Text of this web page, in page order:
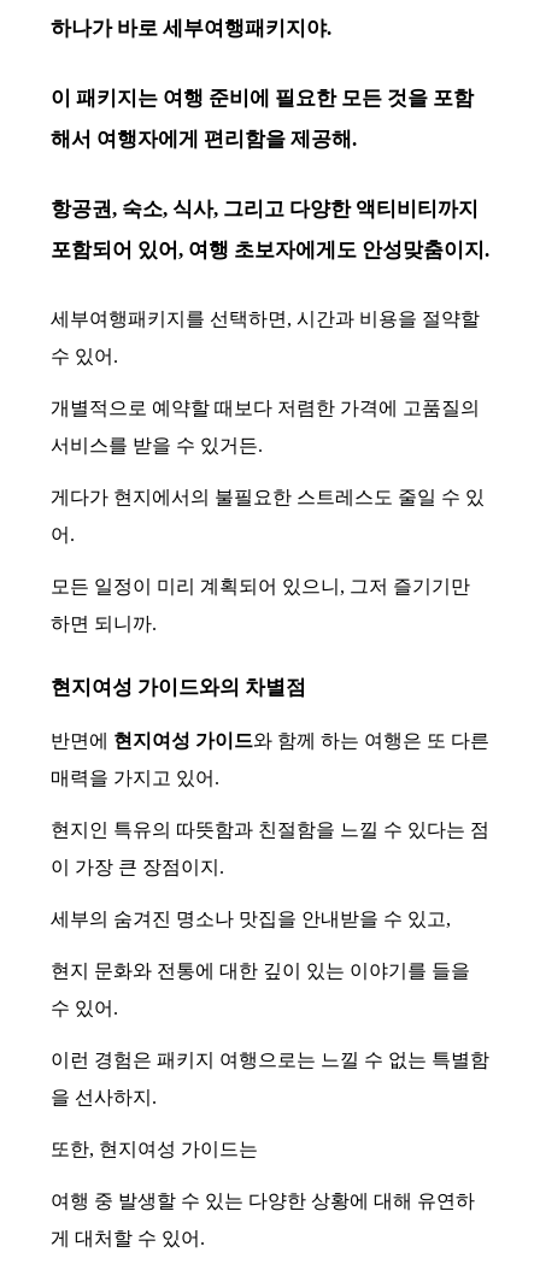
하나가 바로 세부여행패키지 야.
이 패키지는 여행 준비에 필요한 모든 것을 포함
해서 여행자에게 편리함을 제공해.
항공권, 숙소, 식사, 그리고 다양한 액티비티까지
포함되어 있어, 여행 초보자에게도 안성맞춤이지.
세부여행패키지를 선택하면, 시간과 비용을 절약할
수 있어.
개별적으로 예약할 때보다 저렴한 가격에 고품질의
서비스를 받을 수 있거든.
게다가 현지에서의 불필요한 스트레스도 줄일 수 있
어.
모든 일정이 미리 계획되어 있으니, 그저 즐기기만
하면 되니까.
현지여성 가이드와의 차별점
반면에 현지여성 가이드와 함께 하는 여행은 또 다른
매력을 가지고 있어.
현지인 특유의 따뜻함과 친절함을 느낄 수 있다는 점
이 가장 큰 장점이지.
세부의 숨겨진 명소나 맛집을 안내받을 수 있고,
현지 문화와 전통에 대한 깊이 있는 이야기를 들을
수 있어.
이런 경험은 패키지 여행으로는 느낄 수 없는 특별함
을 선사하지.
또한, 현지여성 가이드는
여행 중 발생할 수 있는 다양한 상황에 대해 유연하
게 대처할 수 있어.